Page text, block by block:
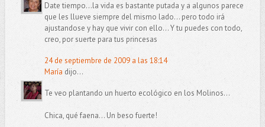
Date tiempo...la vida es bastante putada y a algunos parece
que les llueve siempre del mismo lado... pero todo irá
ajustandose y hay que vivir con ello... Y tu puedes con todo,
creo, por suerte para tus princesas
24 de septiembre de 2009 a las 18:14
María dijo...
Te veo plantando un huerto ecológico en los Molinos...
Chica, qué faena... Un beso fuerte!